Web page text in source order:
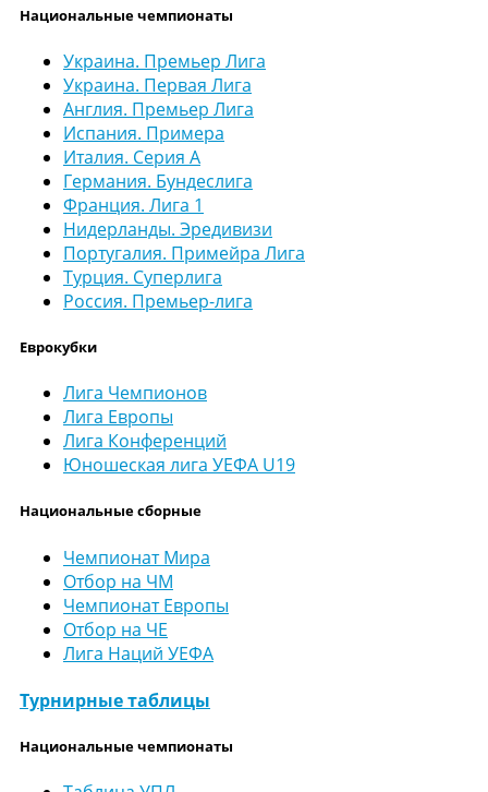
Национальные чемпионаты
Украина. Премьер Лига
Украина. Первая Лига
Англия. Премьер Лига
Испания. Примера
Италия. Серия А
Германия. Бундеслига
Франция. Лига 1
Нидерланды. Эредивизи
Португалия. Примейра Лига
Турция. Суперлига
Россия. Премьер-лига
Еврокубки
Лига Чемпионов
Лига Европы
Лига Конференций
Юношеская лига УЕФА U19
Национальные сборные
Чемпионат Мира
Отбор на ЧМ
Чемпионат Европы
Отбор на ЧЕ
Лига Наций УЕФА
Турнирные таблицы
Национальные чемпионаты